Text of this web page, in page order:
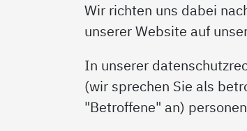
Wir richten uns dabei
unserer Website auf
In unserer
(wir sprechen Sie als
"Betroffene" an)